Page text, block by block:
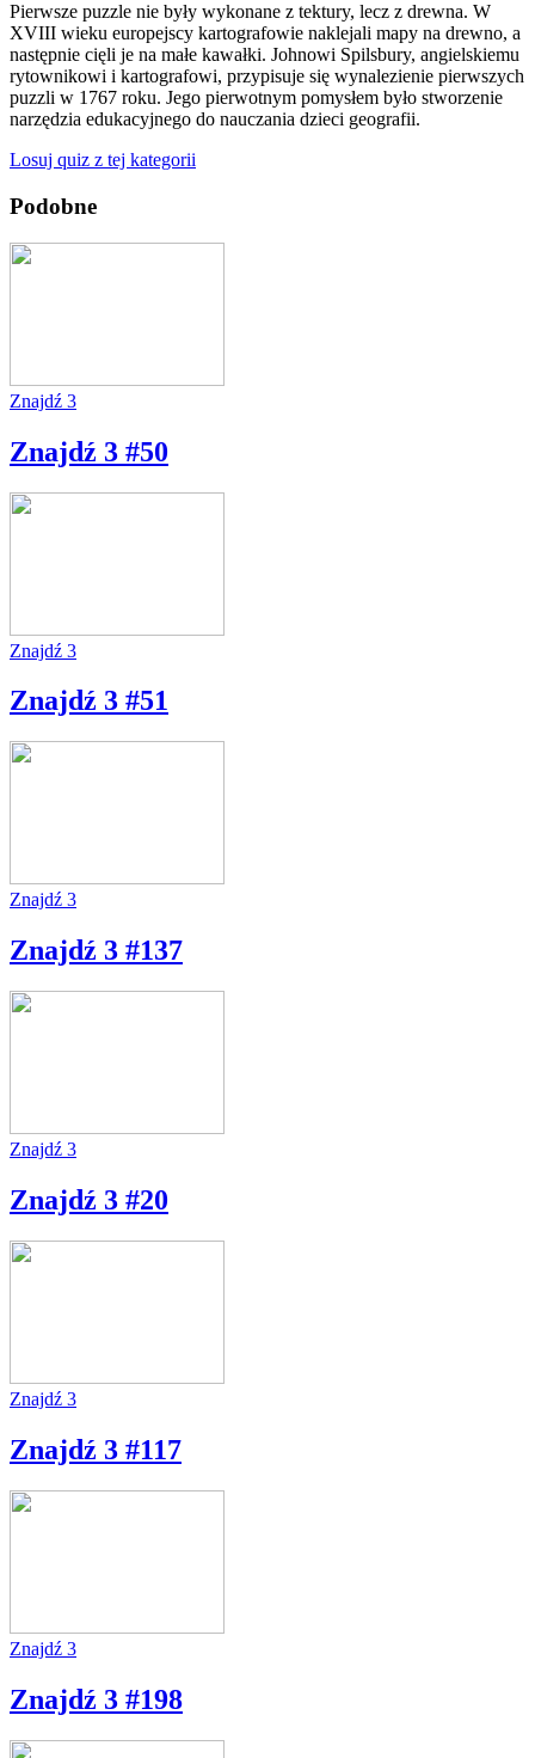
Pierwsze puzzle nie były wykonane z tektury, lecz z drewna. W
XVIII wieku europejscy kartografowie naklejali mapy na drewno, a
następnie cięli je na małe kawałki. Johnowi Spilsbury, angielskiemu
rytownikowi i kartografowi, przypisuje się wynalezienie pierwszych
puzzli w 1767 roku. Jego pierwotnym pomysłem było stworzenie
narzędzia edukacyjnego do nauczania dzieci geografii.
Losuj quiz z tej kategorii
Podobne
Znajdź 3
Znajdź 3 #50
Znajdź 3
Znajdź 3 #51
Znajdź 3
Znajdź 3 #137
Znajdź 3
Znajdź 3 #20
Znajdź 3
Znajdź 3 #117
Znajdź 3
Znajdź 3 #198